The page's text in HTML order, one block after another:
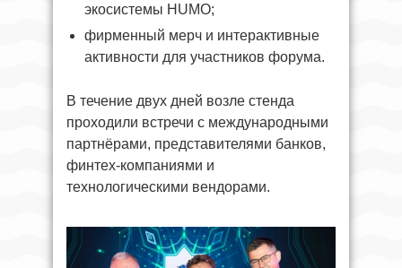
экосистемы HUMO;
фирменный мерч и интерактивные
активности для участников форума.
В течение двух дней возле стенда
проходили встречи с международными
партнёрами, представителями банков,
финтех-компаниями и
технологическими вендорами.